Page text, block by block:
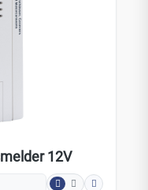
Bewertung von
12V